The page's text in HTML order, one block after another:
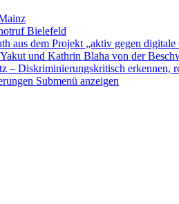
Bielefeld
aus dem Projekt „aktiv gegen digitale
und Kathrin Blaha von der
– Diskriminierungskritisch erkennen,
Submenü anzeigen